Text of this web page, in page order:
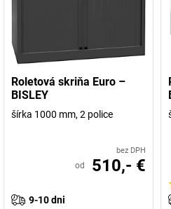
Roletová skriňa Euro –
BISLEY
šírka 1000 mm, 2 police
bez DPH
od 510,- €
9-10 dni